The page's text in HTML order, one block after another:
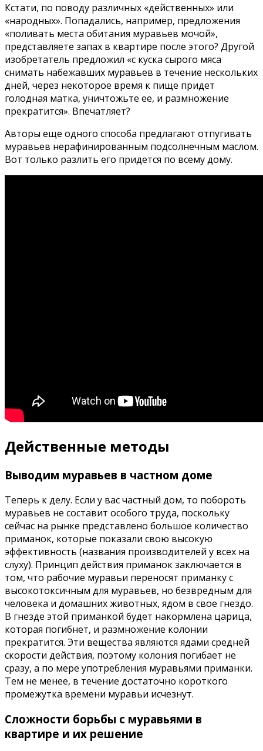
Кстати, по поводу различных «действенных» или
«народных». Попадались, например, предложения
«поливать места обитания муравьев мочой»,
представляете запах в квартире после этого? Другой
изобретатель предложил «с куска сырого мяса
снимать набежавших муравьев в течение нескольких
дней, через некоторое время к пище придет
голодная матка, уничтожьте ее, и размножение
прекратится». Впечатляет?
Авторы еще одного способа предлагают отпугивать
муравьев нерафинированным подсолнечным маслом.
Вот только разлить его придется по всему дому.
Действенные методы
Выводим муравьев в частном доме
Теперь к делу. Если у вас частный дом, то побороть
муравьев не составит особого труда, поскольку
сейчас на рынке представлено большое количество
приманок, которые показали свою высокую
эффективность (названия производителей у всех на
слуху). Принцип действия приманок заключается в
том, что рабочие муравьи переносят приманку с
высокотоксичным для муравьев, но безвредным для
человека и домашних животных, ядом в свое гнездо.
В гнезде этой приманкой будет накормлена царица,
которая погибнет, и размножение колонии
прекратится. Эти вещества являются ядами средней
скорости действия, поэтому колония погибает не
сразу, а по мере употребления муравьями приманки.
Тем не менее, в течение достаточно короткого
промежутка времени муравьи исчезнут.
Сложности борьбы с муравьями в
квартире и их решение